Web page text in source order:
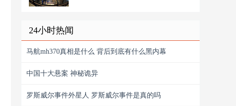
24小时热闻
马航mh370真相是什么 背后到底有什么黑内幕
中国十大悬案 神秘诡异
罗斯威尔事件外星人 罗斯威尔事件是真的吗